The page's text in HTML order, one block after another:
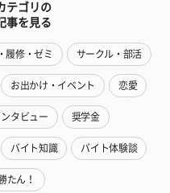
テゴリの
事を見る
履修・ゼミ サークル・部活
お出かけ・イベント 恋愛
タビュー 奨学金
バイト知識 バイト体験談
たん！